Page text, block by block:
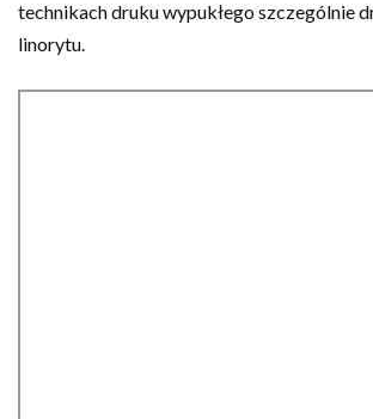
technikach druku wypukłego szczególnie
linorytu.